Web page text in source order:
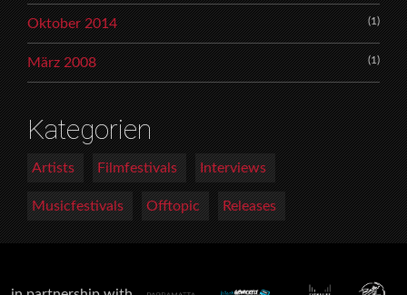
Oktober 2014 (1)
März 2008 (1)
Kategorien
Artists Filmfestivals Interviews
Musicfestivals Offtopic Releases